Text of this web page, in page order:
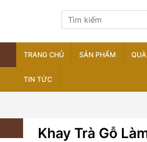
TRANG CHỦ SẢN PHẨM
TIN TỨC
Khay Trà Gỗ